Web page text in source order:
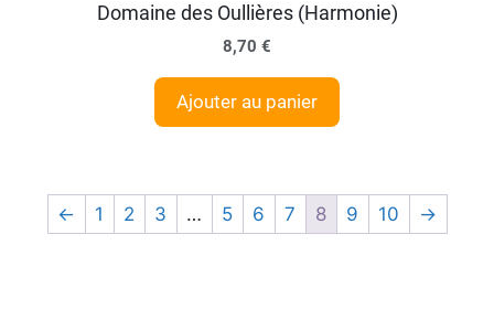
Domaine des Oullières (Harmonie)
8,70 €
Ajouter au panier
← 1 2 3 … 5 6 7 8 9 10 →